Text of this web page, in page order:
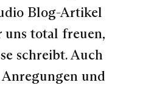
Blog-Artikel
uns total freuen,
schreibt. Auch
und